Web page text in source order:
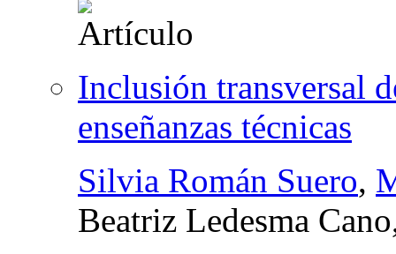
Inclusión transversal
enseñanzas técnicas
Silvia Román Suero,
Beatriz Ledesma